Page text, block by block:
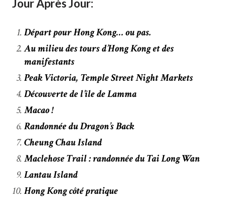
Jour Après Jour:
Départ pour Hong Kong… ou pas.
Au milieu des tours d’Hong Kong et des
manifestants
Peak Victoria, Temple Street Night Markets
Découverte de l’île de Lamma
Macao !
Randonnée du Dragon’s Back
Cheung Chau Island
Maclehose Trail : randonnée du Tai Long Wan
Lantau Island
Hong Kong côté pratique